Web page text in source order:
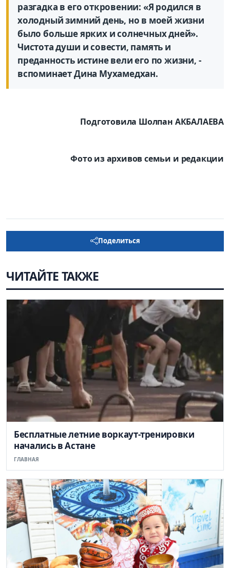
разгадка в его откровении: «Я родился в
холодный зимний день, но в моей жизни
было больше ярких и солнечных дней».
Чистота души и совести, память и
преданность истине вели его по жизни, -
вспоминает Дина Мухамедхан.
Подготовила Шолпан АКБАЛАЕВА
Фото из архивов семьи и редакции
Поделиться
ЧИТАЙТЕ ТАКЖЕ
Бесплатные летние воркаут-тренировки
начались в Астане
ГЛАВНАЯ